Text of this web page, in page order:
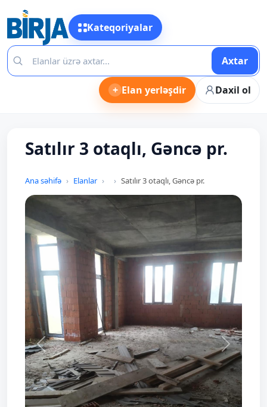
Kateqoriyalar
Axtar
+ Elan yerləşdir Daxil ol
Satılır 3 otaqlı, Gəncə pr.
Ana səhifə Elanlar Satılır 3 otaqlı, Gəncə pr.
Prev Next